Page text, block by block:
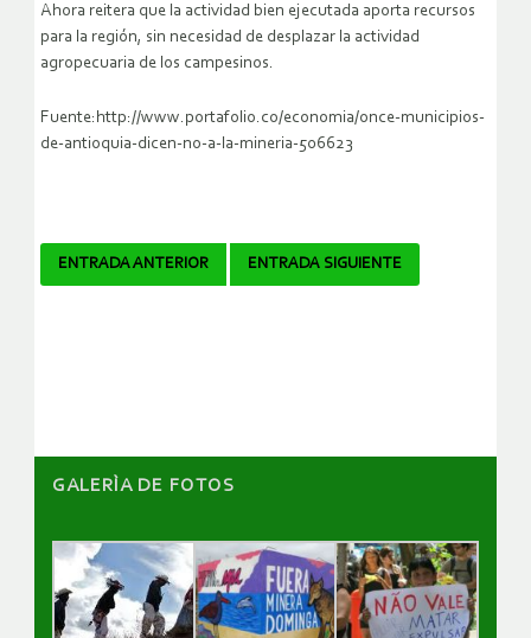
Ahora reitera que la actividad bien ejecutada aporta recursos
para la región, sin necesidad de desplazar la actividad
agropecuaria de los campesinos.
Fuente:http://www.portafolio.co/economia/once-municipios-
de-antioquia-dicen-no-a-la-mineria-506623
Navegador
ENTRADA ANTERIOR ENTRADA SIGUIENTE
GALERÌA DE FOTOS